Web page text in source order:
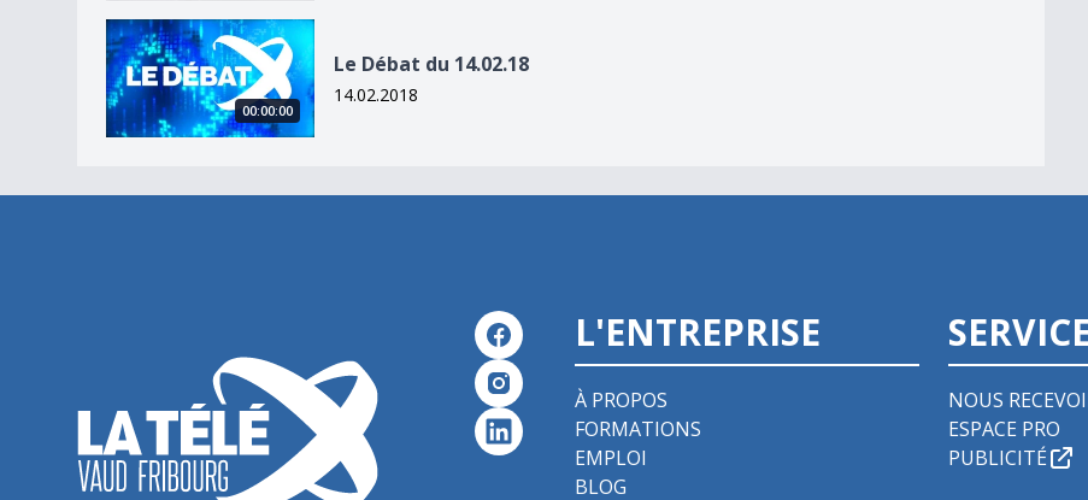
Le Débat du 14.02.18
00:00:00
Le Débat du 14.02.18
14.02.2018
L'ENTREPRISE
À PROPOS
FORMATIONS
EMPLOI
BLOG
NOUS
ESPACE PRO
PUBLICITÉ